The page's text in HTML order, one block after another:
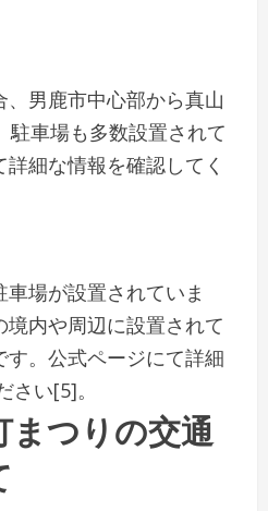
男鹿市中心部から真山
駐車場も多数設置されて
細な情報を確認してく
場が設置されていま
内や周辺に設置されて
。公式ページにて詳細
さい[5]。
つりの交通